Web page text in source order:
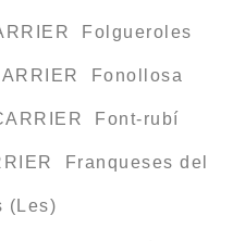
Folgueroles
Fonollosa
Font-rubí
Franqueses del
(Les)